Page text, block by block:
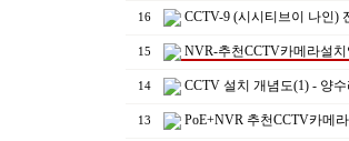
16 CCTV-9 (시시티브이 나인)
15 NVR-추천CCTV카메라설
14 CCTV 설치 개념도(1) - 양
13 PoE+NVR 추천CCTV카메